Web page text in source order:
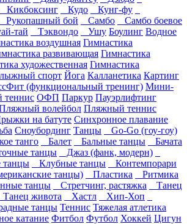
Кикбоксинг Кудо
Кунг-фу
Рукопашный бой Самбо
Самбо боевое
тай
Тэквондо Ушу Боулинг Водное
воздушная Гимнастика
развивающая Гимнастика
художественная Гимнастика
спорт Йога Калланетика Картинг
(функциональный тренинг) Мини-
теннис ОФП Паркур Пауэрлифтинг
волейбол Пляжный теннис
на батуте Синхронное плавание
Сноубординг Танцы
Go-Go (гоу-гоу)
танго Балет Бальные танцы
Бачата
танцы
Джаз (фанк, модерн)
танцы Клубные танцы
Контемпорари
танцы)
Пластика
Ритмика
танцы Стретчинг, растяжка
Танец
Танец живота Хастл
Хип-Хоп
танцы Теннис Тяжелая атлетика
катание Фитбол Футбол Хоккей Цигун